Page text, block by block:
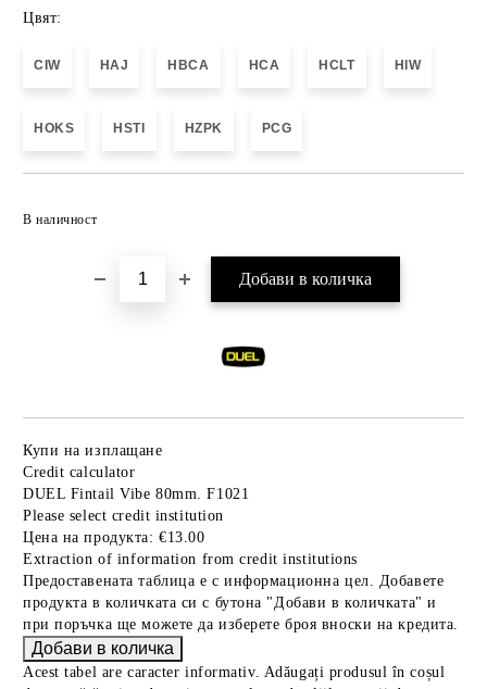
Цвят:
CIW HAJ HBCA HCA HCLT HIW
HOKS HSTI HZPK PCG
В наличност
Купи на изплащане
Credit calculator
DUEL Fintail Vibe 80mm. F1021
Please select credit institution
Цена на продукта: €13.00
Extraction of information from credit institutions
Предоставената таблица е с информационна цел. Добавете
продукта в количката си с бутона "Добави в количката" и
при поръчка ще можете да изберете броя вноски на кредита.
Acest tabel are caracter informativ. Adăugați produsul în coșul